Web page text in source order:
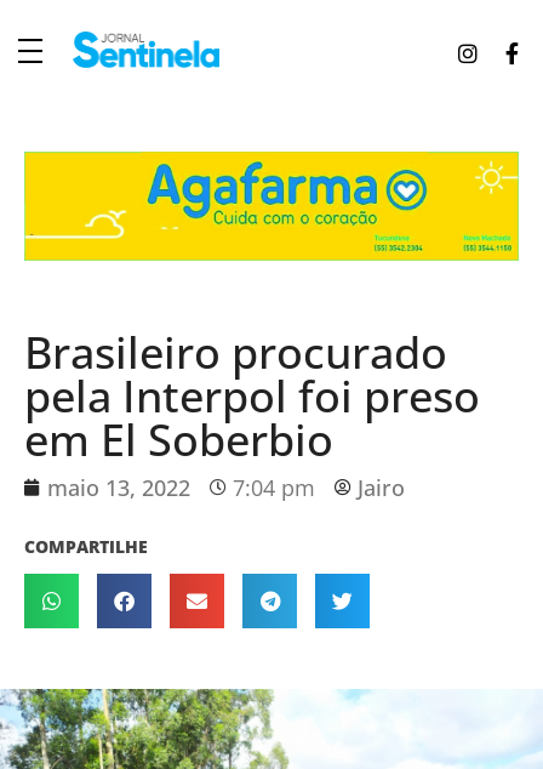
Brasileiro procurado
pela Interpol foi preso
em El Soberbio
maio 13, 2022 7:04 pm Jairo
COMPARTILHE